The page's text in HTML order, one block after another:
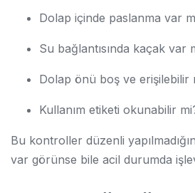
Dolap içinde paslanma var
Su bağlantısında kaçak var
Dolap önü boş ve erişilebilir
Kullanım etiketi okunabilir
Bu kontroller düzenli
var görünse bile acil durumda